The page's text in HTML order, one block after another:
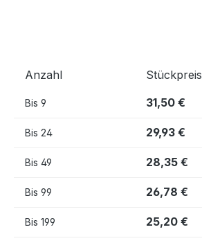
Anzahl Stückpreis
Bis 9 31,50 €
Bis 24 29,93 €
Bis 49 28,35 €
Bis 99 26,78 €
Bis 199 25,20 €